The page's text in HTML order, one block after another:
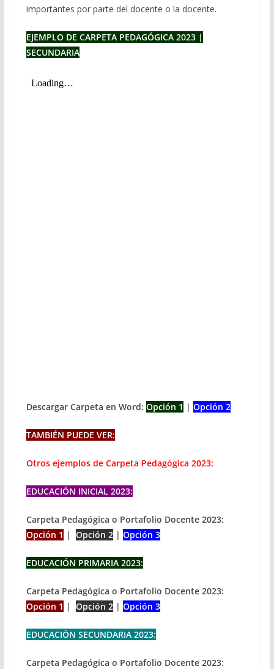
importantes por parte del docente o la docente.
EJEMPLO DE CARPETA PEDAGÓGICA 2023 |
SECUNDARIA
Descargar Carpeta en Word: Opción 1 | Opción 2
TAMBIÉN PUEDE VER:
Otros ejemplos de Carpeta Pedagógica 2023:
EDUCACIÓN INICIAL 2023:
Carpeta Pedagógica o Portafolio Docente 2023:
Opción 1 | Opción 2| Opción 3
EDUCACIÓN PRIMARIA 2023:
Carpeta Pedagógica o Portafolio Docente 2023:
Opción 1 | Opción 2| Opción 3
EDUCACIÓN SECUNDARIA 2023:
Carpeta Pedagógica o Portafolio Docente 2023: